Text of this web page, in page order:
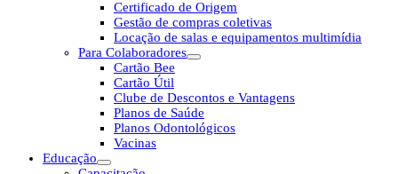
Certificado de Origem
Gestão de compras coletivas
Locação de salas e equipamentos multimídia
Para Colaboradores
Cartão Bee
Cartão Útil
Clube de Descontos e Vantagens
Planos de Saúde
Planos Odontológicos
Vacinas
Educação